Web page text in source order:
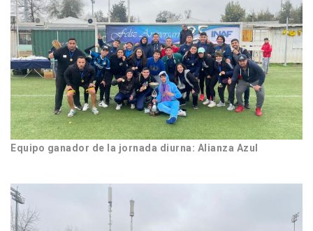
Equipo ganador de la jornada diurna: Alianza Azul